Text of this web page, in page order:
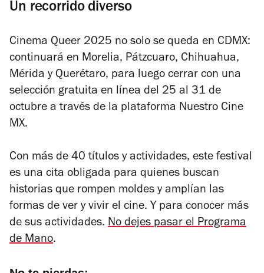
Un recorrido diverso
Cinema Queer 2025 no solo se queda en CDMX:
continuará en Morelia, Pátzcuaro, Chihuahua,
Mérida y Querétaro, para luego cerrar con una
selección gratuita en línea del 25 al 31 de
octubre a través de la plataforma Nuestro Cine
MX.
Con más de 40 títulos y actividades, este festival
es una cita obligada para quienes buscan
historias que rompen moldes y amplían las
formas de ver y vivir el cine. Y para conocer más
de sus actividades. No dejes pasar el Programa
de Mano.